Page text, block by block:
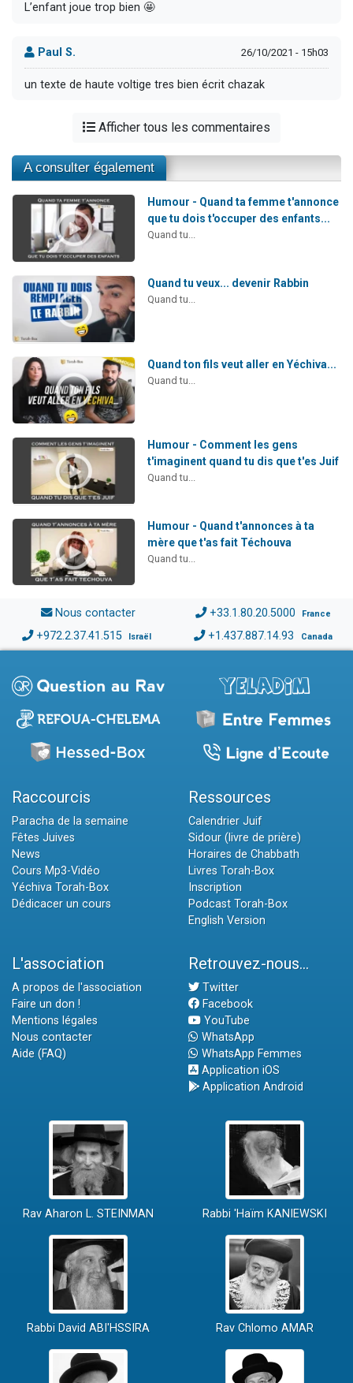
L’enfant joue trop bien 🤩
Paul S. 26/10/2021 - 15h03
un texte de haute voltige tres bien écrit chazak
Afficher tous les commentaires
A consulter également
Humour - Quand ta femme t'annonce
que tu dois t'occuper des enfants...
Quand tu...
Quand tu veux... devenir Rabbin
Quand tu...
Quand ton fils veut aller en Yéchiva...
Quand tu...
Humour - Comment les gens
t'imaginent quand tu dis que t'es Juif
Quand tu...
Humour - Quand t'annonces à ta
mère que t'as fait Téchouva
Quand tu...
Nous contacter +33.1.80.20.5000 France
+972.2.37.41.515 Israël +1.437.887.14.93 Canada
Raccourcis
Paracha de la semaine
Fêtes Juives
News
Cours Mp3-Vidéo
Yéchiva Torah-Box
Dédicacer un cours
Ressources
Calendrier Juif
Sidour (livre de prière)
Horaires de Chabbath
Livres Torah-Box
Inscription
Podcast Torah-Box
English Version
L'association
A propos de l'association
Faire un don !
Mentions légales
Nous contacter
Aide (FAQ)
Retrouvez-nous...
Twitter
Facebook
YouTube
WhatsApp
WhatsApp Femmes
Application iOS
Application Android
Rav Aharon L. STEINMAN Rabbi 'Haïm KANIEWSKI
Rabbi David ABI'HSSIRA Rav Chlomo AMAR